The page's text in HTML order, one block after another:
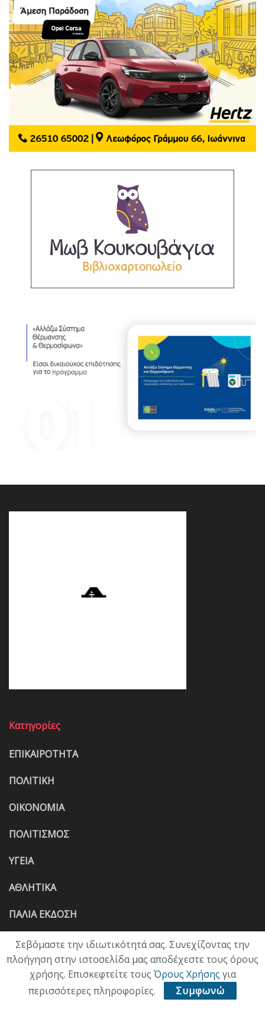
Κατηγορίες
ΕΠΙΚΑΙΡΟΤΗΤΑ
ΠΟΛΙΤΙΚΗ
ΟΙΚΟΝΟΜΙΑ
ΠΟΛΙΤΙΣΜΟΣ
ΥΓΕΙΑ
ΑΘΛΗΤΙΚΑ
ΠΑΛΙΑ ΕΚΔΟΣΗ
Σεβόμαστε την ιδιωτικότητά σας. Συνεχίζοντας την
πλοήγηση στην ιστοσελίδα μας αποδέχεστε τους όρους
χρήσης. Επισκεφτείτε τους Όρους Χρήσης για
περισσότερες πληροφορίες.
Συμφωνώ